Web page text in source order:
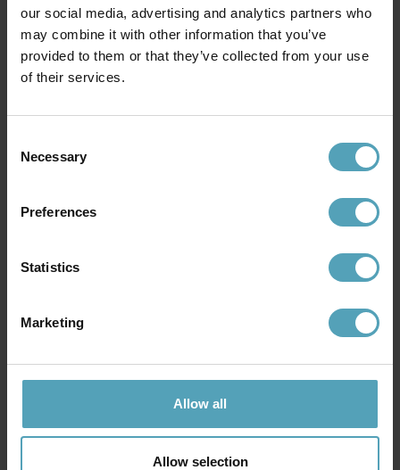
our social media, advertising and analytics partners who
may combine it with other information that you’ve
provided to them or that they’ve collected from your use
of their services.
Selection
Necessary
Preferences
Statistics
Marketing
Allow all
Allow selection
Rosanna 30cm bordslampa
Rek. 579 kr Rek. 899 kr
KAMPANJ